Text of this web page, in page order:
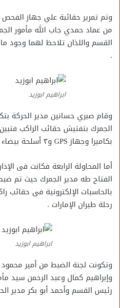
من عماد حمدي جاب الله مأمور
القسم واللذان تلاحظ لهما وجود
.
ابراهيم ابوزيد
وقام صبري حسانين مدير الحركة
الجمرك بتفتيش حقائب الراكب
بكاميرا وجهاز GPS و٣ أسلحة بيضاء ذات نصل معدني حاد .
أما المحاولة الرابعة فكانت فى
بالحاسبات الإلكترونية فى
رحلة طيران الإمارات .
ابراهيم ابوزيد
وتكونت لجنة الضبط من أمير محمود
وإبراهيم كمال وعبد الرحمن سيد
رئيس القسم وأحمد أبو بكر مدير